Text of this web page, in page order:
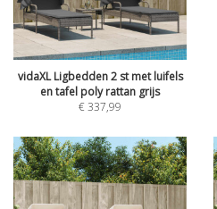
vidaXL Ligbedden 2 st met luifels
en tafel poly rattan grijs
€337,99